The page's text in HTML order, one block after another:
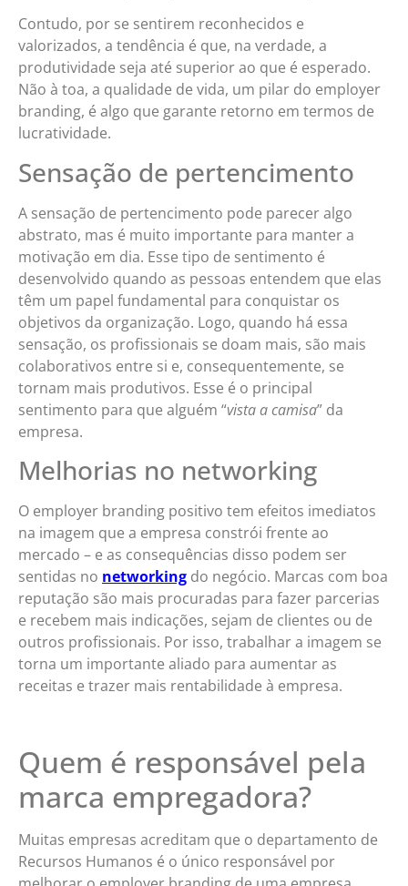
Contudo, por se sentirem reconhecidos e
valorizados, a tendência é que, na verdade, a
produtividade seja até superior ao que é esperado.
Não à toa, a qualidade de vida, um pilar do employer
branding, é algo que garante retorno em termos de
lucratividade.
Sensação de pertencimento
A sensação de pertencimento pode parecer algo
abstrato, mas é muito importante para manter a
motivação em dia. Esse tipo de sentimento é
desenvolvido quando as pessoas entendem que elas
têm um papel fundamental para conquistar os
objetivos da organização. Logo, quando há essa
sensação, os profissionais se doam mais, são mais
colaborativos entre si e, consequentemente, se
tornam mais produtivos. Esse é o principal
sentimento para que alguém “vista a camisa” da
empresa.
Melhorias no networking
O employer branding positivo tem efeitos imediatos
na imagem que a empresa constrói frente ao
mercado – e as consequências disso podem ser
sentidas no networking do negócio. Marcas com boa
reputação são mais procuradas para fazer parcerias
e recebem mais indicações, sejam de clientes ou de
outros profissionais. Por isso, trabalhar a imagem se
torna um importante aliado para aumentar as
receitas e trazer mais rentabilidade à empresa.
Quem é responsável pela
marca empregadora?
Muitas empresas acreditam que o departamento de
Recursos Humanos é o único responsável por